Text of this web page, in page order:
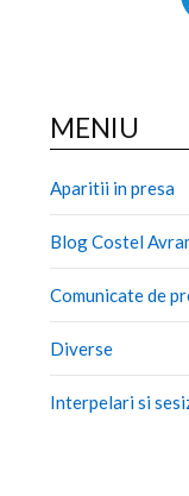
MENIU
Aparitii in presa
Blog Costel
Comunicate de
Diverse
Interpelari si